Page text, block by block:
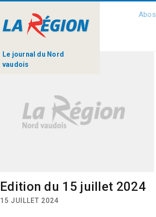
Le journal du Nord
vaudois
Abos
Edition du 15 juillet 2024
15 JUILLET 2024